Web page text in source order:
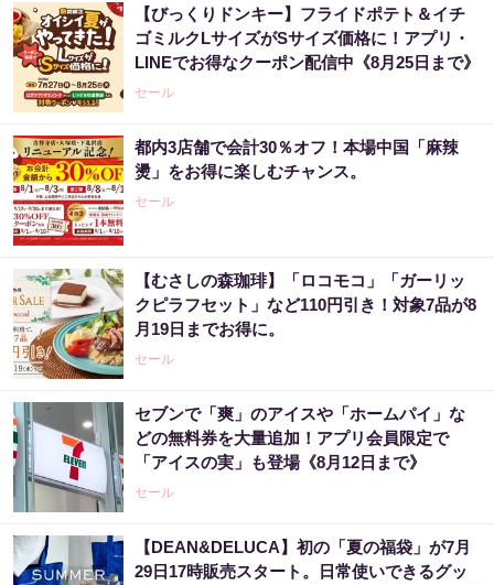
【びっくりドンキー】フライドポテト＆イチ
ゴミルクLサイズがSサイズ価格に！アプリ・
LINEでお得なクーポン配信中《8月25日まで》
セール
都内3店舗で会計30％オフ！本場中国「麻辣
燙」をお得に楽しむチャンス。
セール
【むさしの森珈琲】「ロコモコ」「ガーリッ
クピラフセット」など110円引き！対象7品が8
月19日までお得に。
セール
セブンで「爽」のアイスや「ホームパイ」な
どの無料券を大量追加！アプリ会員限定で
「アイスの実」も登場《8月12日まで》
セール
【DEAN&DELUCA】初の「夏の福袋」が7月
29日17時販売スタート。日常使いできるグッ